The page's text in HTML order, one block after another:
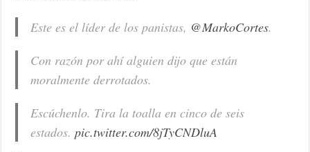
Este es el líder de los panistas, @MarkoCortes.
Con razón por ahí alguien dijo que están
moralmente derrotados.
Escúchenlo. Tira la toalla en cinco de seis
estados.pic.twitter.com/8jTyCNDluA